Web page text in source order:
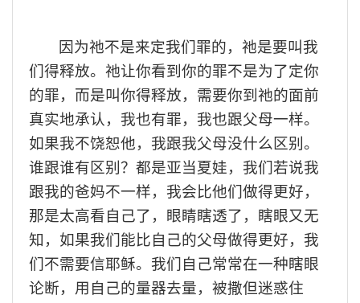
因为祂不是来定我们罪的，祂是要叫我
们得释放。祂让你看到你的罪不是为了定你
的罪，而是叫你得释放，需要你到 祂的面前
真实地承认，我也有罪，我也跟父母一样。
如果我不饶恕他，我跟我父母没什么区别 。
谁跟谁有区别 ？ 都是亚当夏娃， 我们若说我
跟我的爸妈不一样，我会比他们做得更好，
那是太高看自己了， 眼睛瞎透了 ， 瞎眼又无
知，如果我们能比自己的父母做得更好， 我
们不需要信耶稣。 我们自己常常在一种瞎眼
论断，用自己的量器去量， 被撒但迷惑住